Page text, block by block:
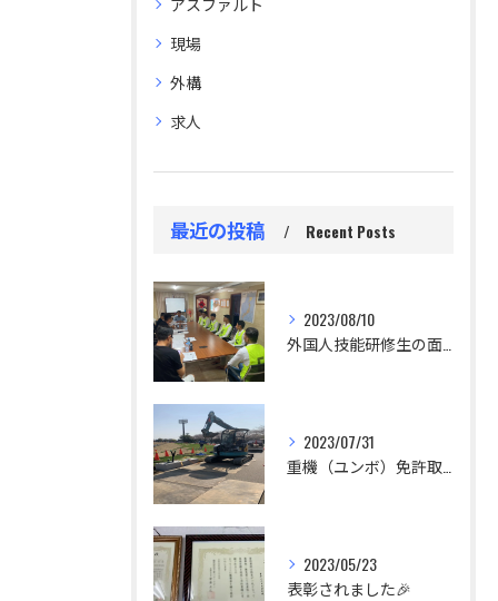
現場
外構
求人
最近の投稿 Recent Posts
2023/08/10
2023/07/31
2023/05/23
表彰されました🎉